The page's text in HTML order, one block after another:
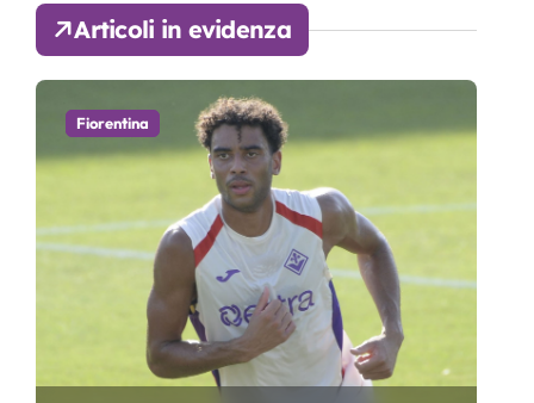
Articoli in evidenza
Fiorentina